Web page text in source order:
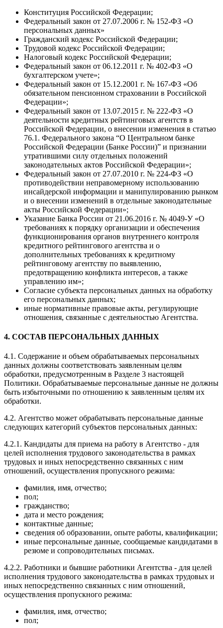
Конституция Российской Федерации;
Федеральный закон от 27.07.2006 г. № 152-ФЗ «О
персональных данных»
Гражданский кодекс Российской Федерации;
Трудовой кодекс Российской Федерации;
Налоговый кодекс Российской Федерации;
Федеральный закон от 06.12.2011 г. № 402-ФЗ «О
бухгалтерском учете»;
Федеральный закон от 15.12.2001 г. № 167-ФЗ «Об
обязательном пенсионном страховании в Российской
Федерации»;
Федеральный закон от 13.07.2015 г. № 222-ФЗ «О
деятельности кредитных рейтинговых агентств в
Российской Федерации, о внесении изменения в статью
76.1. Федерального закона “О Центральном банке
Российской Федерации (Банке России)” и признании
утратившими силу отдельных положений
законодательных актов Российской Федерации»;
Федеральный закон от 27.07.2010 г. № 224-ФЗ «О
противодействии неправомерному использованию
инсайдерской информации и манипулированию рынком
и о внесении изменений в отдельные законодательные
акты Российской Федерации»;
Указание Банка России от 21.06.2016 г. № 4049-У «О
требованиях к порядку организации и обеспечения
функционирования органов внутреннего контроля
кредитного рейтингового агентства и о
дополнительных требованиях к кредитному
рейтинговому агентству по выявлению,
предотвращению конфликта интересов, а также
управлению им»;
Согласие субъекта персональных данных на обработку
его персональных данных;
иные нормативные правовые акты, регулирующие
отношения, связанные с деятельностью Агентства.
4. СОСТАВ ПЕРСОНАЛЬНЫХ ДАННЫХ
4.1. Содержание и объем обрабатываемых персональных
данных должны соответствовать заявленным целям
обработки, предусмотренным в Разделе 3 настоящей
Политики. Обрабатываемые персональные данные не должны
быть избыточными по отношению к заявленным целям их
обработки.
4.2. Агентство может обрабатывать персональные данные
следующих категорий субъектов персональных данных:
4.2.1. Кандидаты для приема на работу в Агентство - для
целей исполнения трудового законодательства в рамках
трудовых и иных непосредственно связанных с ним
отношений, осуществления пропускного режима:
фамилия, имя, отчество;
пол;
гражданство;
дата и место рождения;
контактные данные;
сведения об образовании, опыте работы, квалификации;
иные персональные данные, сообщаемые кандидатами в
резюме и сопроводительных письмах.
4.2.2. Работники и бывшие работники Агентства - для целей
исполнения трудового законодательства в рамках трудовых и
иных непосредственно связанных с ним отношений,
осуществления пропускного режима:
фамилия, имя, отчество;
пол;